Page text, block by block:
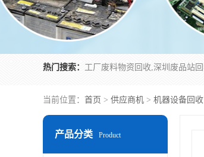
热门搜索：
当前位置： 首页 > 供应商机 > 机器设备回收
产品分类 Product